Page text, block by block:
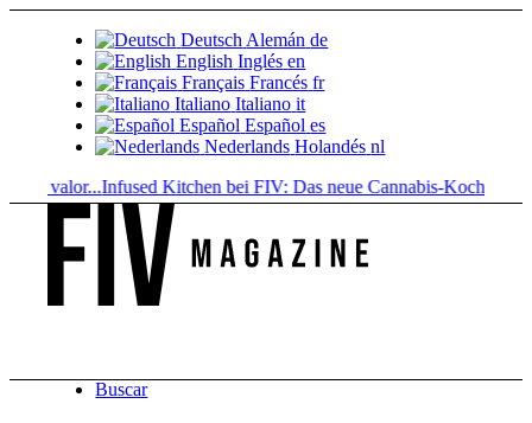
Deutsch Alemán de
English Inglés en
Français Francés fr
Italiano Italiano it
Español Español es
Nederlands Holandés nl
valor...Infused Kitchen bei FIV: Das neue Cannabis-Kochportal
Buscar